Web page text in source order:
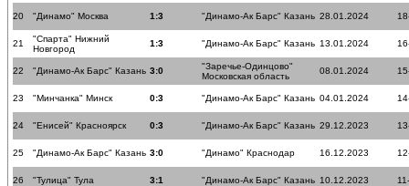
20 "Динамо" Москва 1:3 "Динамо-Ак Барс" Казань 28.01.2024
21
"Спарта" Нижний
Новгород
1:3 "Динамо-Ак Барс" Казань 13.01.2024
22 "Динамо-Ак Барс" Казань 3:0
"Заречье-Одинцово"
Московская область
08.01.2024
23 "Минчанка" Минск 0:3 "Динамо-Ак Барс" Казань 04.01.2024
24 "Енисей" Красноярск 0:3 "Динамо-Ак Барс" Казань 29.12.2023
25 "Динамо-Ак Барс" Казань 3:0 "Динамо" Краснодар 16.12.2023
26 "Тулица" Тула 3:1 "Динамо-Ак Барс" Казань 10.12.2023